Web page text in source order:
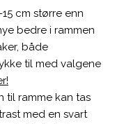
cm større enn
bedre i rammen
både
til med valgene
til ramme kan tas
med en svart